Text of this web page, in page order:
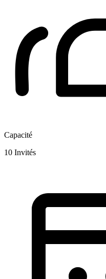
Capacité
10 Invités